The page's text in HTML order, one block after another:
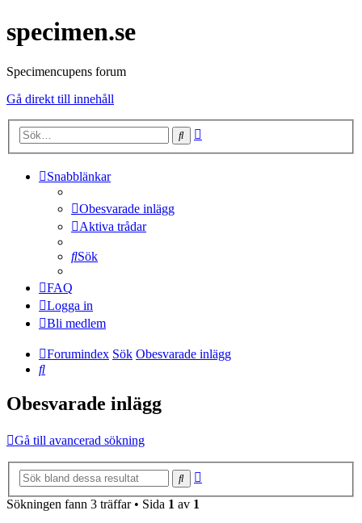
specimen.se
Specimencupens forum
Gå direkt till innehåll
Sök
Snabblänkar
Obesvarade inlägg
Aktiva trådar
Sök
FAQ
Logga in
Bli medlem
Forumindex Sök Obesvarade inlägg
Sök
Obesvarade inlägg
Gå till avancerad sökning
Sök
Sökningen fann 3 träffar • Sida 1 av 1